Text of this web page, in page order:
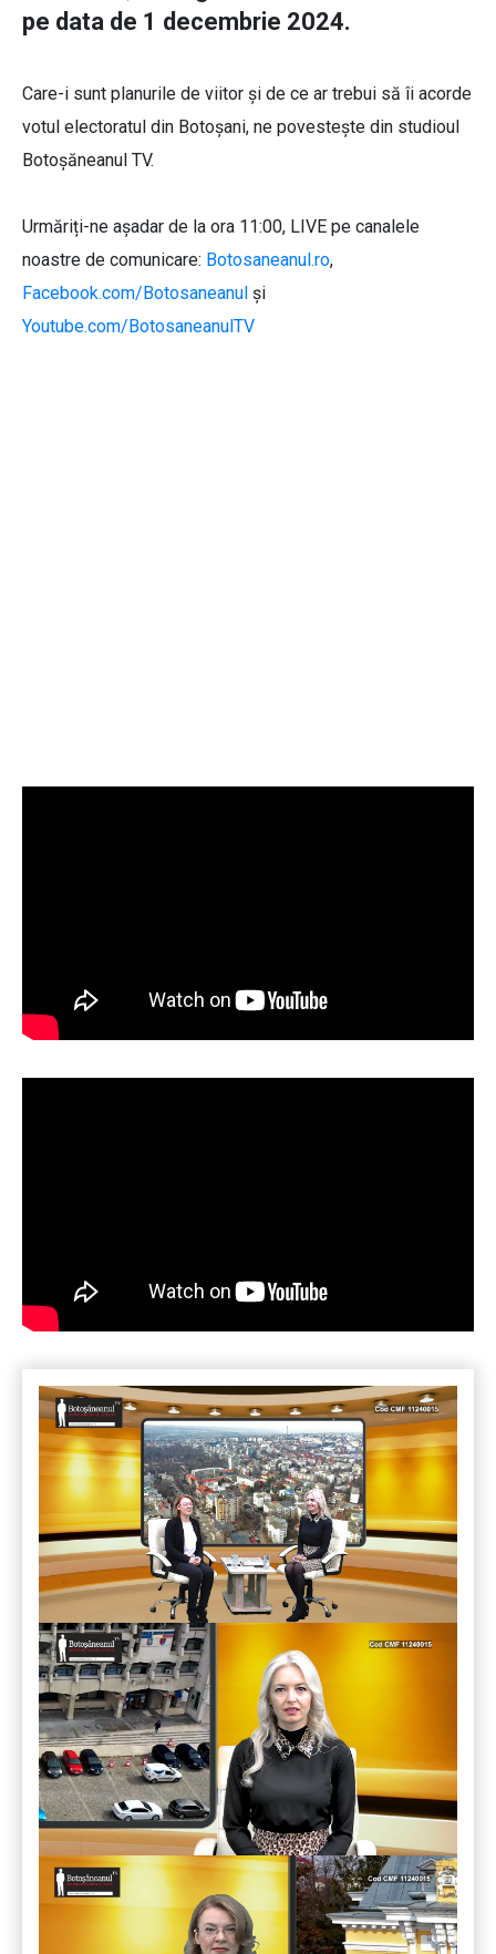
pe data de 1 decembrie 2024.
Care-i sunt planurile de viitor și de ce ar trebui să îi acorde
votul electoratul din Botoșani, ne povestește din studioul
Botoșăneanul TV.
Urmăriți-ne așadar de la ora 11:00, LIVE pe canalele
noastre de comunicare: Botosaneanul.ro,
Facebook.com/Botosaneanul și
Youtube.com/BotosaneanulTV